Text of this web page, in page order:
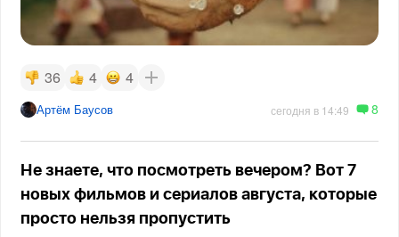
36 4 4
Артём Баусов сегодня в 14:49 8
Не знаете, что посмотреть вечером? Вот 7
новых фильмов и сериалов августа, которые
просто нельзя пропустить